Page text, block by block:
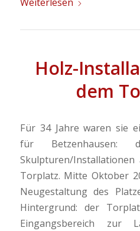
Weiterlesen
Holz-
dem
Für 34 Jahre waren sie
für Betzenhausen:
Skulpturen/
Torplatz. Mitte Oktober
Neugestaltung des
Hintergrund: der
Eingangsbereich zur